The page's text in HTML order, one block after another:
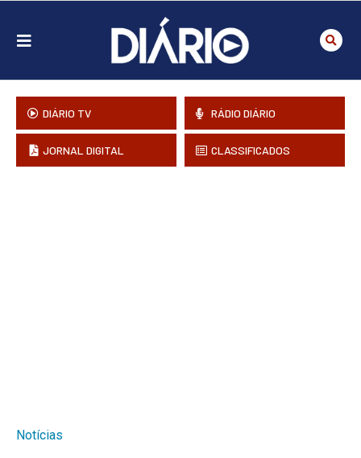
DIÁRIO TV RÁDIO DIÁRIO
JORNAL DIGITAL CLASSIFICADOS
Notícias